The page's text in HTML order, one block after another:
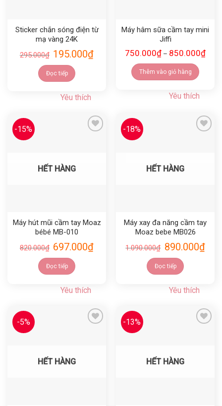
Sticker chắn sóng điện từ
mạ vàng 24K
295.000₫ 195.000₫
Đọc tiếp
Yêu thích
Máy hâm sữa cầm tay mini
Jiffi
750.000₫ – 850.000₫
Thêm vào giỏ hàng
Yêu thích
-15%
HẾT HÀNG
Máy hút mũi cầm tay Moaz
bébé MB-010
820.000₫ 697.000₫
Đọc tiếp
Yêu thích
-18%
HẾT HÀNG
Máy xay đa năng cầm tay
Moaz bebe MB026
1.090.000₫ 890.000₫
Đọc tiếp
Yêu thích
-5%
HẾT HÀNG
-13%
HẾT HÀNG